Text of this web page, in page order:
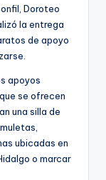
Doroteo
la entrega
de apoyo
apoyos
se ofrecen
una silla de
ubicadas en
o marcar